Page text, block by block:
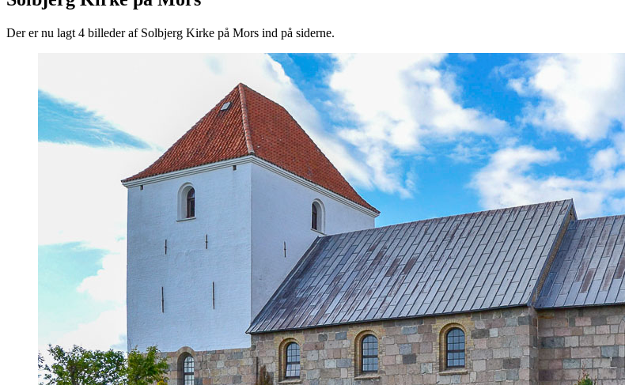
Der er nu lagt 4 billeder af Solbjerg Kirke på Mors ind på siderne.